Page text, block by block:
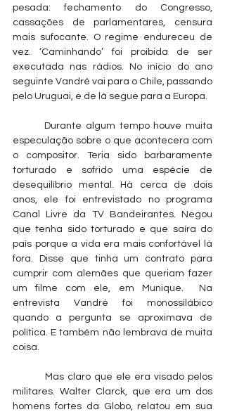
pesada: fechamento do Congresso,
cassações de parlamentares, censura
mais sufocante. O regime endureceu de
vez. ‘Caminhando’ foi proibida de ser
executada nas rádios. No início do ano
seguinte Vandré vai para o Chile, passando
pelo Uruguai, e de lá segue para a Europa.
Durante algum tempo houve muita
especulação sobre o que acontecera com
o compositor. Teria sido barbaramente
torturado e sofrido uma espécie de
desequilíbrio mental. Há cerca de dois
anos, ele foi entrevistado no programa
Canal Livre da TV Bandeirantes. Negou
que tenha sido torturado e que saíra do
país porque a vida era mais confortável lá
fora. Disse que tinha um contrato para
cumprir com alemães que queriam fazer
um filme com ele, em Munique.  Na
entrevista Vandré foi monossilábico
quando a pergunta se aproximava de
política. E também não lembrava de muita
coisa.
Mas claro que ele era visado pelos
militares. Walter Clarck, que era um dos
homens fortes da Globo, relatou em sua